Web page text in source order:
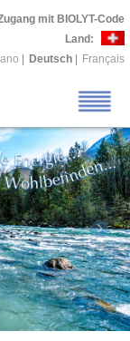
mit BIOLYT-Code
Land:
Deutsch Français